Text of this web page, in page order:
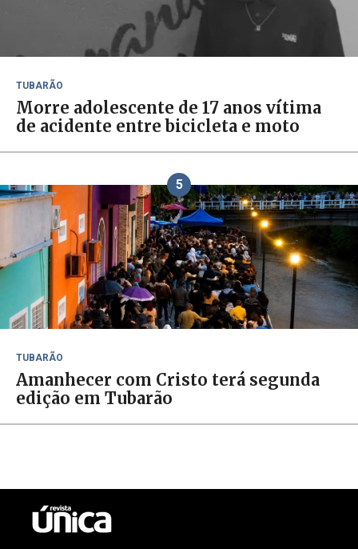
TUBARÃO
Morre adolescente de 17 anos vítima
de acidente entre bicicleta e moto
5
TUBARÃO
Amanhecer com Cristo terá segunda
edição em Tubarão